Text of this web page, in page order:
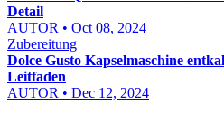
Detail
AUTOR • Oct 08, 2024
Zubereitung
Dolce Gusto Kapselmaschine
Leitfaden
AUTOR • Dec 12, 2024